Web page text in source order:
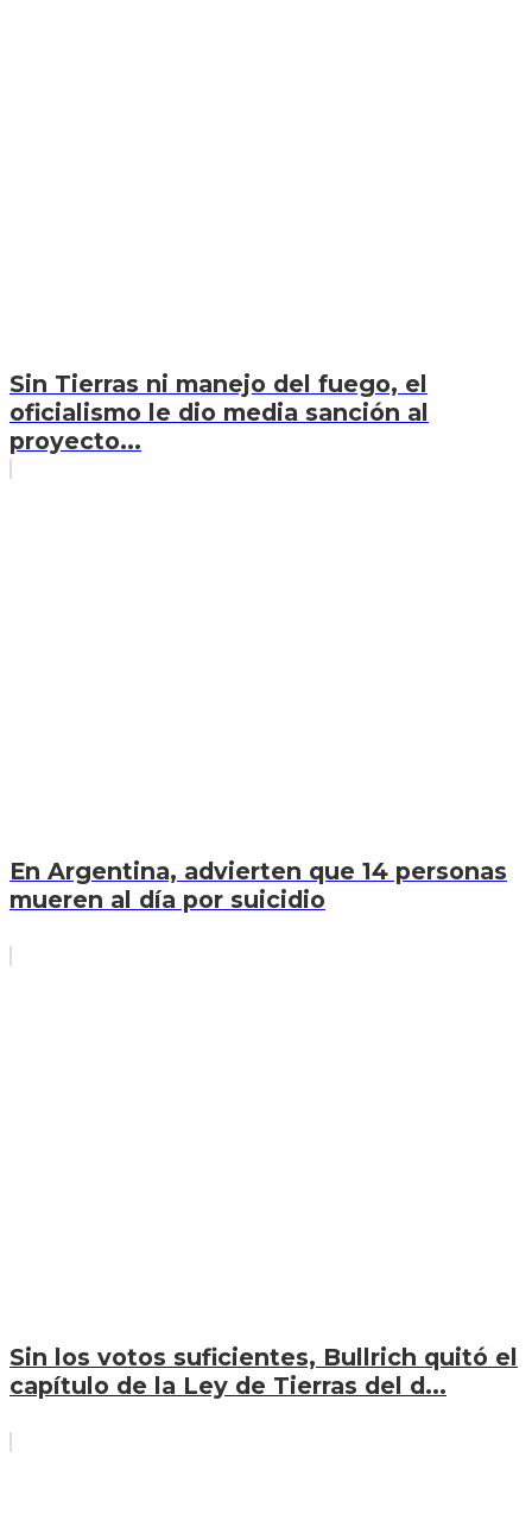
Sin Tierras ni manejo del fuego, el
oficialismo le dio media sanción al
proyecto...
En Argentina, advierten que 14 personas
mueren al día por suicidio
Sin los votos suficientes, Bullrich quitó el
capítulo de la Ley de Tierras del d...